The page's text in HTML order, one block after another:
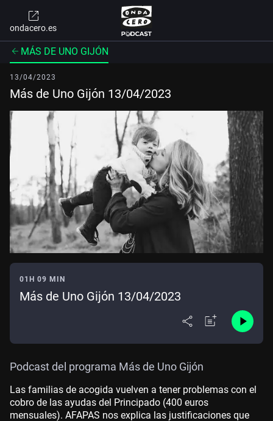
ondacero.es
MÁS DE UNO GIJÓN
13/04/2023
Más de Uno Gijón 13/04/2023
01H 09 MIN
Más de Uno Gijón 13/04/2023
Podcast del programa Más de Uno Gijón
Las familias de acogida vuelven a tener problemas con el
cobro de las ayudas del Principado (400 euros
mensuales). AFAPAS nos explica las justificaciones que